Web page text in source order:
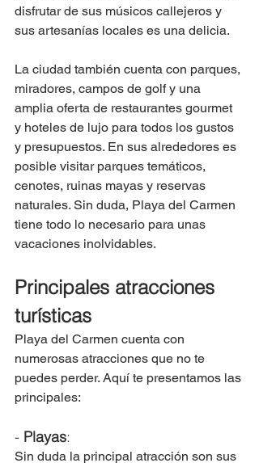
disfrutar de sus músicos callejeros y
sus artesanías locales es una delicia.
La ciudad también cuenta con parques,
miradores, campos de golf y una
amplia oferta de restaurantes gourmet
y hoteles de lujo para todos los gustos
y presupuestos. En sus alrededores es
posible visitar parques temáticos,
cenotes, ruinas mayas y reservas
naturales. Sin duda, Playa del Carmen
tiene todo lo necesario para unas
vacaciones inolvidables.
Principales atracciones
turísticas
Playa del Carmen cuenta con
numerosas atracciones que no te
puedes perder. Aquí te presentamos las
principales:
- Playas:
Sin duda la principal atracción son sus